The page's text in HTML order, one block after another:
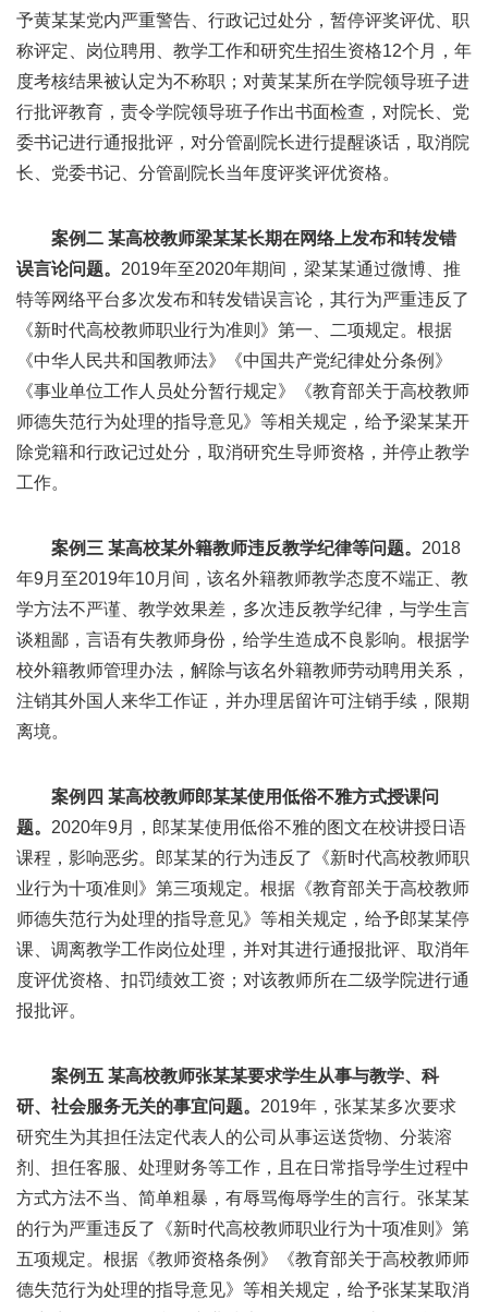
予黄某某党内严重警告、行政记过处分，暂停评奖评优、职
称评定、岗位聘用、教学工作和研究生招生资格12个月，年
度考核结果被认定为不称职；对黄某某所在学院领导班子进
行批评教育，责令学院领导班子作出书面检查，对院长、党
委书记进行通报批评，对分管副院长进行提醒谈话，取消院
长、党委书记、分管副院长当年度评奖评优资格。
案例二 某高校教师梁某某长期在网络上发布和转发错
误言论问题。 2019年至2020年期间，梁某某通过微博、推
特等网络平台多次发布和转发错误言论，其行为严重违反了
《新时代高校教师职业行为准则》第一、二项规定。根据
《中华人民共和国教师法》《中国共产党纪律处分条例》
《事业单位工作人员处分暂行规定》《教育部关于高校教师
师德失范行为处理的指导意见》等相关规定，给予梁某某开
除党籍和行政记过处分，取消研究生导师资格，并停止教学
工作。
案例三 某高校某外籍教师违反教学纪律等问题。 2018
年9月至2019年10月间，该名外籍教师教学态度不端正、教
学方法不严谨、教学效果差，多次违反教学纪律，与学生言
谈粗鄙，言语有失教师身份，给学生造成不良影响。根据学
校外籍教师管理办法，解除与该名外籍教师劳动聘用关系，
注销其外国人来华工作证，并办理居留许可注销手续，限期
离境。
案例四 某高校教师郎某某使用低俗不雅方式授课问
题。 2020年9月，郎某某使用低俗不雅的图文在校讲授日语
课程，影响恶劣。郎某某的行为违反了《新时代高校教师职
业行为十项准则》第三项规定。根据《教育部关于高校教师
师德失范行为处理的指导意见》等相关规定，给予郎某某停
课、调离教学工作岗位处理，并对其进行通报批评、取消年
度评优资格、扣罚绩效工资；对该教师所在二级学院进行通
报批评。
案例五 某高校教师张某某要求学生从事与教学、科
研、社会服务无关的事宜问题。 2019年，张某某多次要求
研究生为其担任法定代表人的公司从事运送货物、分装溶
剂、担任客服、处理财务等工作，且在日常指导学生过程中
方式方法不当、简单粗暴，有辱骂侮辱学生的言行。张某某
的行为严重违反了《新时代高校教师职业行为十项准则》第
五项规定。根据《教师资格条例》《教育部关于高校教师师
德失范行为处理的指导意见》等相关规定，给予张某某取消